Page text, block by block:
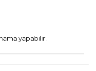
yapabilir.